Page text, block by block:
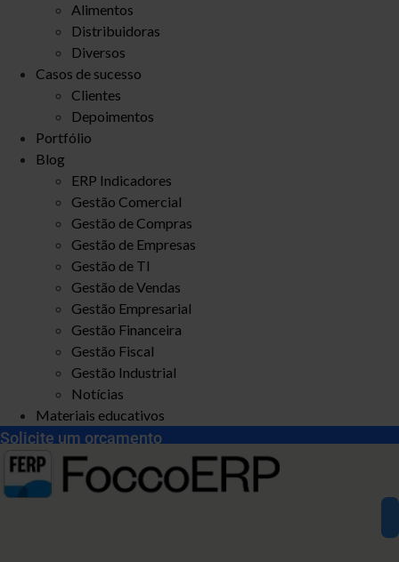
Alimentos
Distribuidoras
Diversos
Casos de sucesso
Clientes
Depoimentos
Portfólio
Blog
ERP Indicadores
Gestão Comercial
Gestão de Compras
Gestão de Empresas
Gestão de TI
Gestão de Vendas
Gestão Empresarial
Gestão Financeira
Gestão Fiscal
Gestão Industrial
Notícias
Materiais educativos
Solicite um orçamento